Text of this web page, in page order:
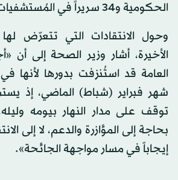
الحكومية و34 سريراً في المُستشفيات الخاصة).
وحول الانتقادات التي تتعرّض لها
الأخيرة، أشار وزير الصحة إلى أن
العامة قد استُنزفت بدورها لأنها
شهر فبراير (شباط) الماضي، إذ
توقف على مدار النهار بيومه
بحاجة إلى المؤازرة والدعم، لا إلى
إيجاباً في مسار مواجهة الجائحة».